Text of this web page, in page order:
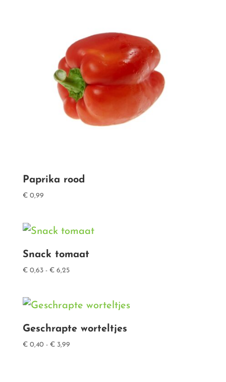
Paprika rood
€0,99
Snack tomaat
€0,63 - €6,25Prijsklasse:
€ 6,25
Geschrapte worteltjes
€0,40 - €3,99Prijsklasse: